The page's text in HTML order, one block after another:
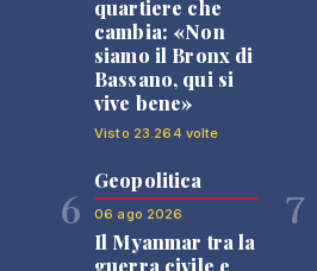
quartiere che
cambia: «Non
siamo il Bronx di
Bassano, qui si
vive bene»
Visto 23.264 volte
6
Geopolitica
06 ago 2026
Il Myanmar tra la
guerra civile e
7